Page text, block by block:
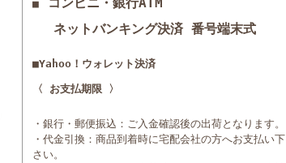
■
ネットバンキング決済 番号端末式
■Yahoo！ウォレット決済
〈 お支払期限 〉
・銀行・郵便振込：ご入金確認後の出荷となります。
・代金引換：商品到着時に宅配会社の方へお支払い下
さい。